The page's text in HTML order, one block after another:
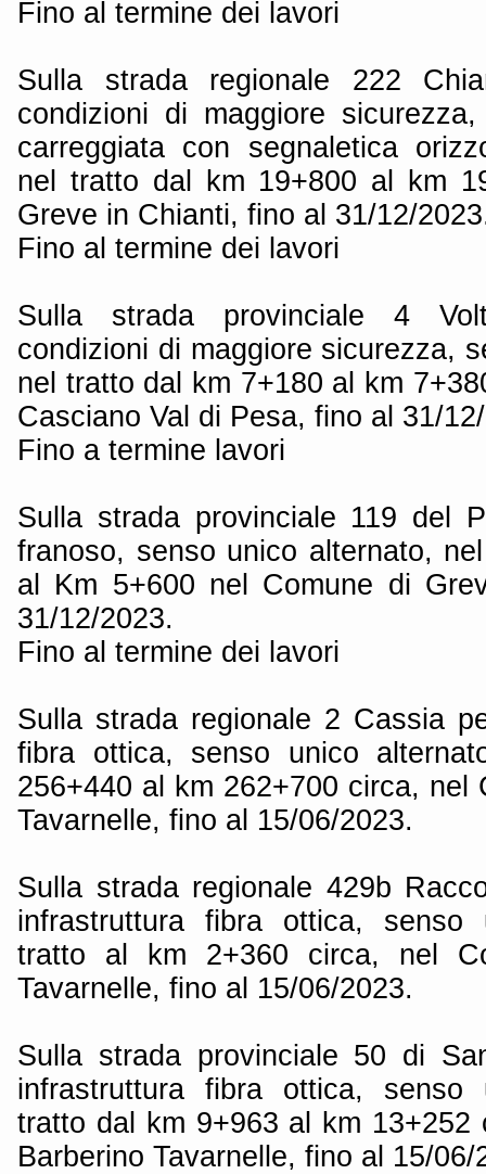
Fino al termine dei lavori
Sulla strada regionale 222
condizioni di maggiore
carreggiata con segnaletica
nel tratto dal km 19+800 al km
Greve in Chianti, fino al 31/12/
Fino al termine dei lavori
Sulla strada provinciale 4
condizioni di maggiore sicurezza,
nel tratto dal km 7+180 al km
Casciano Val di Pesa, fino al 31/
Fino a termine lavori
Sulla strada provinciale 119 del
franoso, senso unico alternato,
al Km 5+600 nel Comune di
31/12/2023.
Fino al termine dei lavori
Sulla strada regionale 2 Cassia
fibra ottica, senso unico
256+440 al km 262+700 circa, nel
Tavarnelle, fino al 15/06/2023.
Sulla strada regionale 429b
infrastruttura fibra ottica, senso
tratto al km 2+360 circa, nel
Tavarnelle, fino al 15/06/2023.
Sulla strada provinciale 50 di
infrastruttura fibra ottica, senso
tratto dal km 9+963 al km 13+252
Barberino Tavarnelle, fino al 15/06/